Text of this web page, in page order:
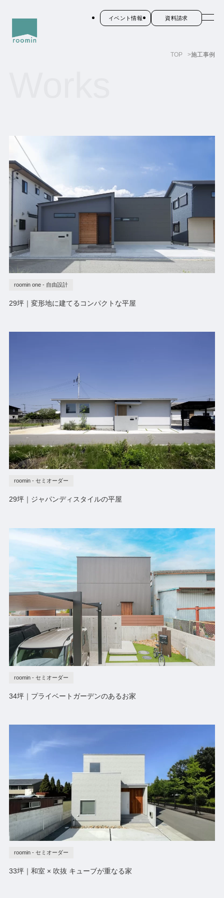
イベント情報 資料請求
TOP 施工事例
roomin one - 自由設計
29坪｜変形地に建てるコンパクトな平屋
roomin - セミオーダー
29坪｜ジャパンディスタイルの平屋
roomin - セミオーダー
34坪｜プライベートガーデンのあるお家
roomin - セミオーダー
33坪｜和室 × 吹抜 キューブが重なる家